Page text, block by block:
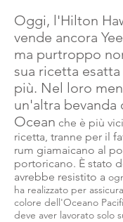
Oggi, l'Hilton
vende ancora
ma purtroppo
sua ricetta
più. Nel loro
un'altra bevanda
Ocean che è più
ricetta, tranne per il
rum giamaicano al
portoricano. È stato
avrebbe resistito a
ha realizzato per
colore dell'Oceano
deve aver lavorato solo